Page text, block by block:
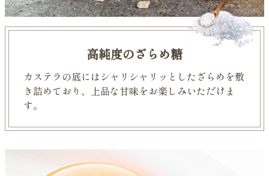
高純度のざらめ糖
カステラの底にはシャリシャリッとしたざらめを敷
き詰めており、上品な甘味をお楽しみいただけま
す。